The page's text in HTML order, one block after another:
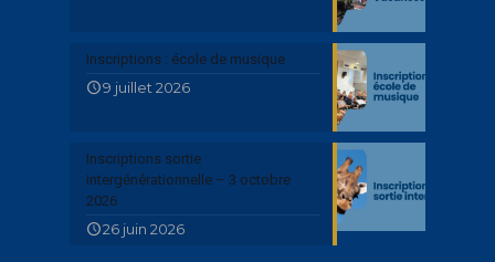
Inscriptions : école de musique
9 juillet 2026
Inscriptions sortie
intergénérationnelle – 3 octobre
2026
26 juin 2026